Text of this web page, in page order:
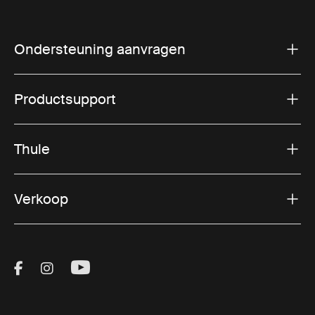
Ondersteuning aanvragen
Productsupport
Thule
Verkoop
Visit Thule on Facebook (external link)
Visit Thule on Instagram (external link)
Visit Thule on Youtube (external